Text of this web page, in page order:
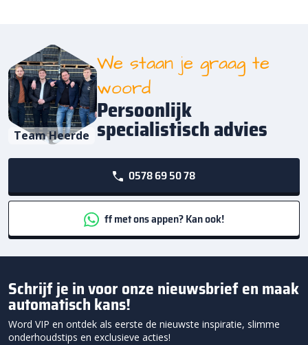
Team Heerde
We staan je graag te
woord
Persoonlijk
specialistisch advies
0578 69 50 78
ff met ons appen? Kan ook!
Schrijf je in voor onze nieuwsbrief en maak
automatisch kans!
Word VIP en ontdek als eerste de nieuwste inspiratie, slimme
onderhoudstips en exclusieve acties!